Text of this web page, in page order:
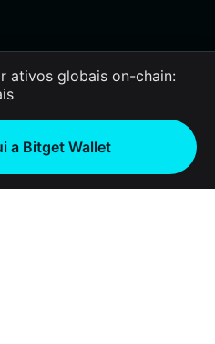
ativos globais on-chain:
a Bitget Wallet